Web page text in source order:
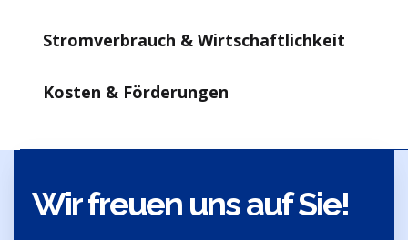
Stromverbrauch & Wirtschaftlichkeit
Kosten & Förderungen
Wir freuen uns auf Sie!